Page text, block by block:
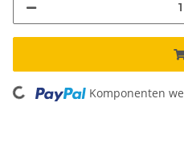
Loading... Komponenten